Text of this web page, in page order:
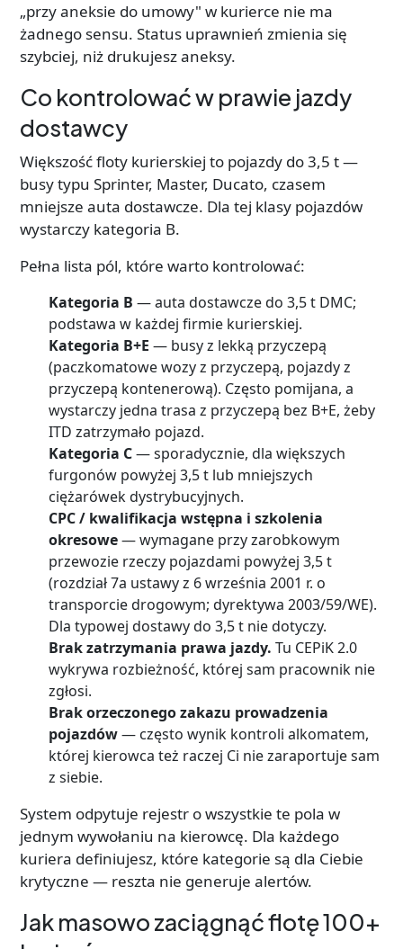
„przy aneksie do umowy" w kurierce nie ma
żadnego sensu. Status uprawnień zmienia się
szybciej, niż drukujesz aneksy.
Co kontrolować w prawie jazdy
dostawcy
Większość floty kurierskiej to pojazdy do 3,5 t —
busy typu Sprinter, Master, Ducato, czasem
mniejsze auta dostawcze. Dla tej klasy pojazdów
wystarczy kategoria B.
Pełna lista pól, które warto kontrolować:
Kategoria B — auta dostawcze do 3,5 t DMC;
podstawa w każdej firmie kurierskiej.
Kategoria B+E — busy z lekką przyczepą
(paczkomatowe wozy z przyczepą, pojazdy z
przyczepą kontenerową). Często pomijana, a
wystarczy jedna trasa z przyczepą bez B+E, żeby
ITD zatrzymało pojazd.
Kategoria C— sporadycznie, dla większych
furgonów powyżej 3,5 t lub mniejszych
ciężarówek dystrybucyjnych.
CPC / kwalifikacja wstępna i szkolenia
okresowe— wymagane przy zarobkowym
przewozie rzeczy pojazdami powyżej 3,5 t
(rozdział 7a ustawy z 6 września 2001 r. o
transporcie drogowym; dyrektywa 2003/59/WE).
Dla typowej dostawy do 3,5 t nie dotyczy.
Brak zatrzymania prawa jazdy. Tu CEPiK 2.0
wykrywa rozbieżność, której sam pracownik nie
zgłosi.
Brak orzeczonego zakazu prowadzenia
pojazdów— często wynik kontroli alkomatem,
której kierowca też raczej Ci nie zaraportuje sam
z siebie.
System odpytuje rejestr o wszystkie te pola w
jednym wywołaniu na kierowcę. Dla każdego
kuriera definiujesz, które kategorie są dla Ciebie
krytyczne — reszta nie generuje alertów.
Jak masowo zaciągnąć flotę 100+